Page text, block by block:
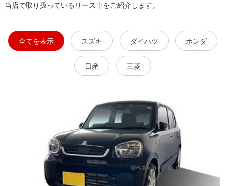
当店で取り扱っているリース車をご紹介します。
全てを表示 スズキ ダイハツ ホンダ
日産 三菱